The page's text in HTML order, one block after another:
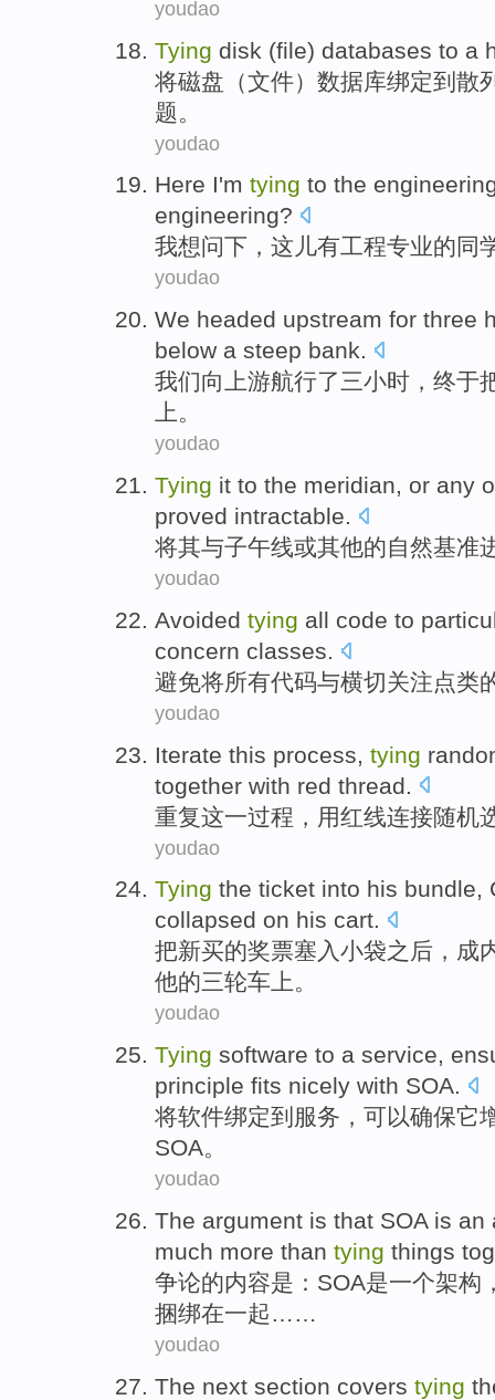
youdao
Tying disk (file) databases to a
将磁盘 （文件） 数据库绑定到散
题。
youdao
Here I'm tying to the
engineering?
我想问下， 这儿有工程专业的同
youdao
We headed upstream for three
below a steep bank.
我们向 上游航行了三小时 ， 终于
上。
youdao
Tying it to the meridian, or any
proved intractable.
将其与子午线或其他的自然基准
youdao
Avoided tying all code to
concern classes.
避免将所有代码与横切关注点类
youdao
Iterate this process tying
together with red thread.
重复这一过程 ， 用红线连接随机
youdao
Tying the ticket into his bundle,
collapsed on his cart.
把新买的奖票塞入小袋之后， 成
他的三轮车上。
youdao
Tying software to a service,
principle fits nicely with SOA.
将软件绑定到 服务 ，可以确保它
SOA。
youdao
The argument is that SOAis an
much more than tying things
争论的内容是 ： SOA是一个架构
捆绑在一起……
youdao
The next section covers tying